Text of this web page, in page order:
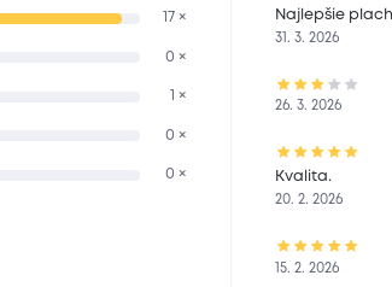
17 ×
0 ×
1 ×
0 ×
0 ×
Najlepšie
31. 3. 2026
26. 3. 2026
Kvalita.
20. 2. 2026
15. 2. 2026